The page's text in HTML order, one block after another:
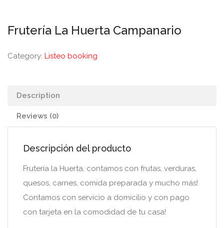
Frutería La Huerta Campanario
Category: Listeo booking
Description
Reviews (0)
Descripción del producto
Frutería la Huerta, contamos con frutas, verduras,
quesos, carnes, comida preparada y mucho más!
Contamos con servicio a domicilio y con pago
con tarjeta en la comodidad de tu casa!